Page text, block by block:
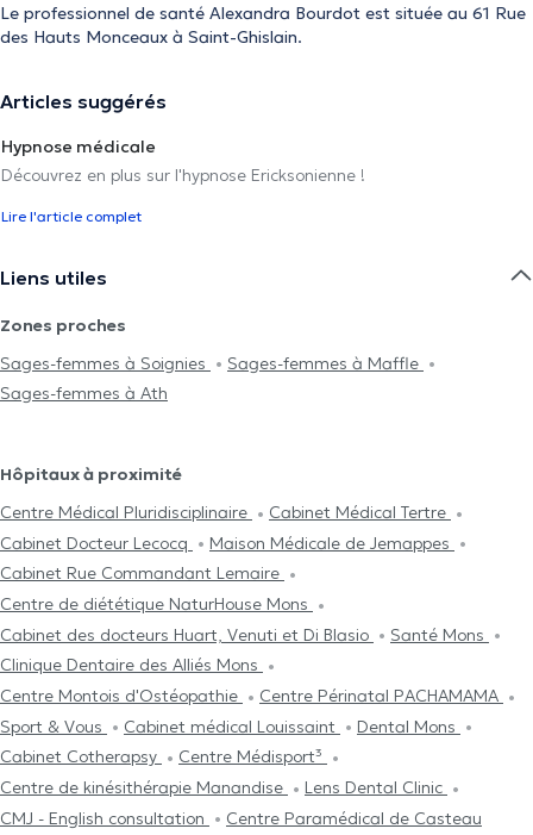
Le professionnel de santé Alexandra Bourdot est située au 61 Rue
des Hauts Monceaux à Saint-Ghislain.
Articles suggérés
Hypnose médicale
Découvrez en plus sur l'hypnose Ericksonienne !
Lire l'article complet
Liens utiles
Zones proches
Sages-femmes à Soignies
Sages-femmes à Maffle
Sages-femmes à Ath
Hôpitaux à proximité
Centre Médical Pluridisciplinaire
Cabinet Médical Tertre
Cabinet Docteur Lecocq
Maison Médicale de Jemappes
Cabinet Rue Commandant Lemaire
Centre de diététique NaturHouse Mons
Cabinet des docteurs Huart, Venuti et Di Blasio
Santé Mons
Clinique Dentaire des Alliés Mons
Centre Μontois d'Ostéopathie
Centre Périnatal PACHAMAMA
Sport & Vous
Cabinet médical Louissaint
Dental Mons
Cabinet Cotherapsy
Centre Médisport³
Centre de kinésithérapie Manandise
Lens Dental Clinic
CMJ - English consultation
Centre Paramédical de Casteau